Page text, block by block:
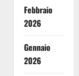
Febbraio
2026
Gennaio
2026